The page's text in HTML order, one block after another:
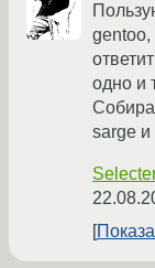
gentoo,
одно и
sarge и